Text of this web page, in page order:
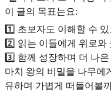
이 글의 목표는요:
1️⃣ 초보자도 이해할 수
2️⃣ 읽는 이들에게 위로와
3️⃣ 함께 성장하며 더 나
마치 왕의 비밀을 나무에
유하며 가볍게 떠들어볼